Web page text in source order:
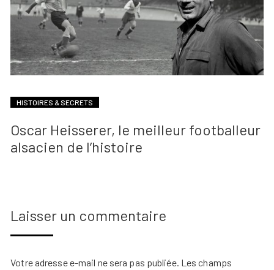
HISTOIRES & SECRETS
Oscar Heisserer, le meilleur footballeur
alsacien de l’histoire
Laisser un commentaire
Votre adresse e-mail ne sera pas publiée. Les champs